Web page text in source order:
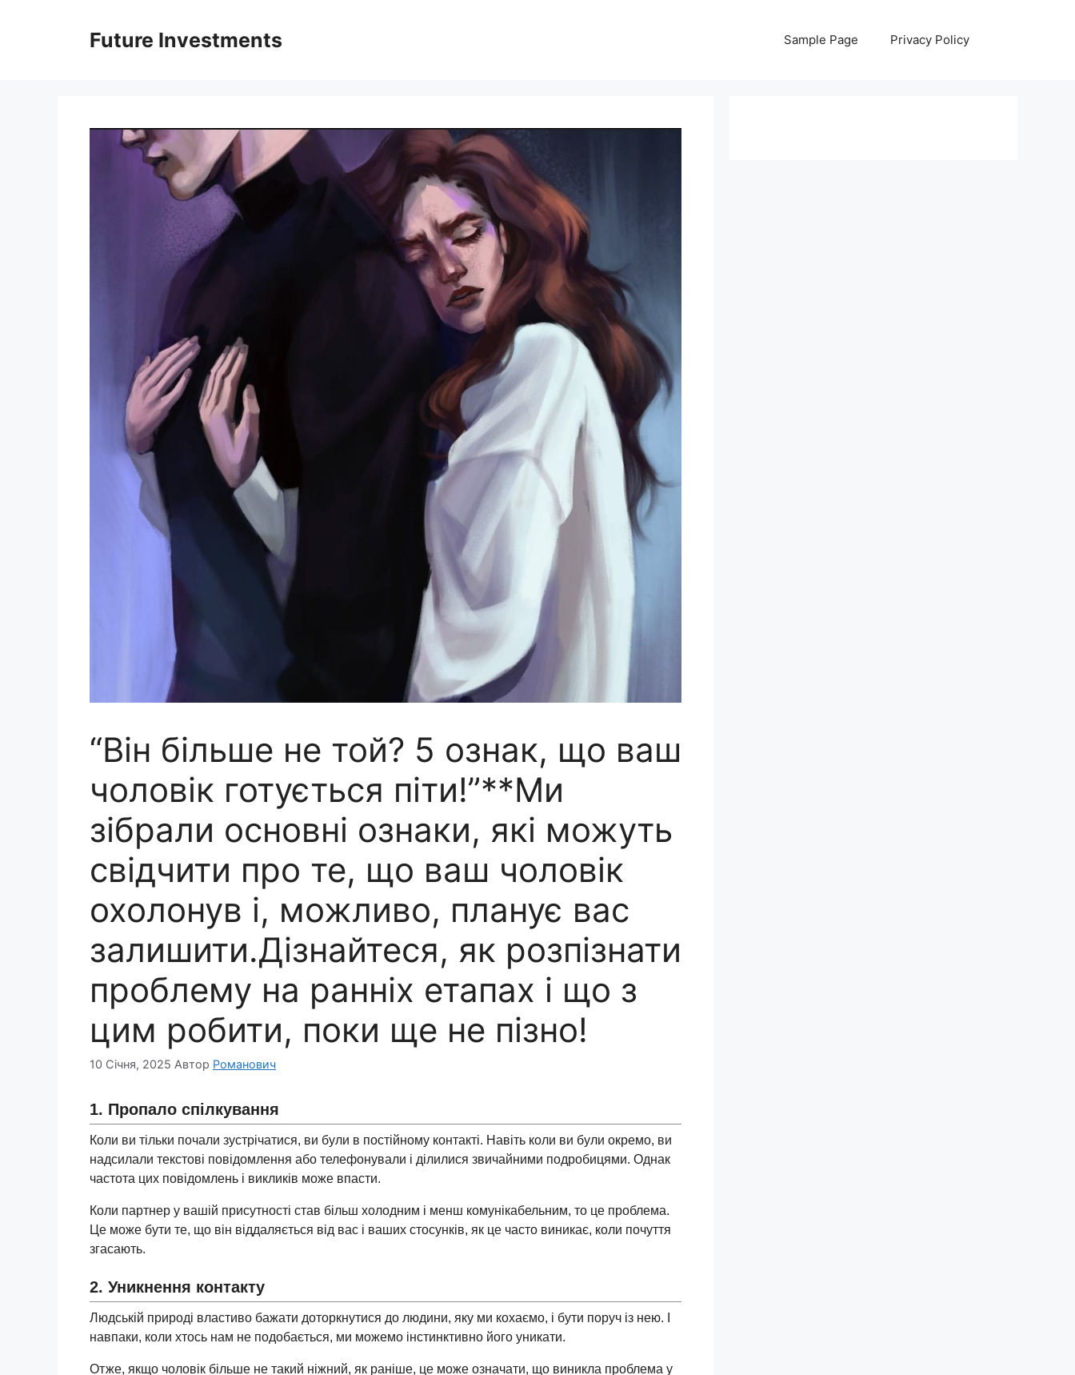
Future Investments Sample Page Privacy Policy
“Він більше не той? 5 ознак, що ваш
чоловік готується піти!”**Ми
зібрали основні ознаки, які можуть
свідчити про те, що ваш чоловік
охолонув і, можливо, планує вас
залишити.Дізнайтеся, як розпізнати
проблему на ранніх етапах і що з
цим робити, поки ще не пізно!
10 Січня, 2025 Автор Романович
1. Пропало спілкування
Коли ви тільки почали зустрічатися, ви були в постійному контакті. Навіть коли ви були окремо, ви
надсилали текстові повідомлення або телефонували і ділилися звичайними подробицями. Однак
частота цих повідомлень і викликів може впасти.
Коли партнер у вашій присутності став більш холодним і менш комунікабельним, то це проблема.
Це може бути те, що він віддаляється від вас і ваших стосунків, як це часто виникає, коли почуття
згасають.
2. Уникнення контакту
Людській природі властиво бажати доторкнутися до людини, яку ми кохаємо, і бути поруч із нею. І
навпаки, коли хтось нам не подобається, ми можемо інстинктивно його уникати.
Отже, якщо чоловік більше не такий ніжний, як раніше, це може означати, що виникла проблема у